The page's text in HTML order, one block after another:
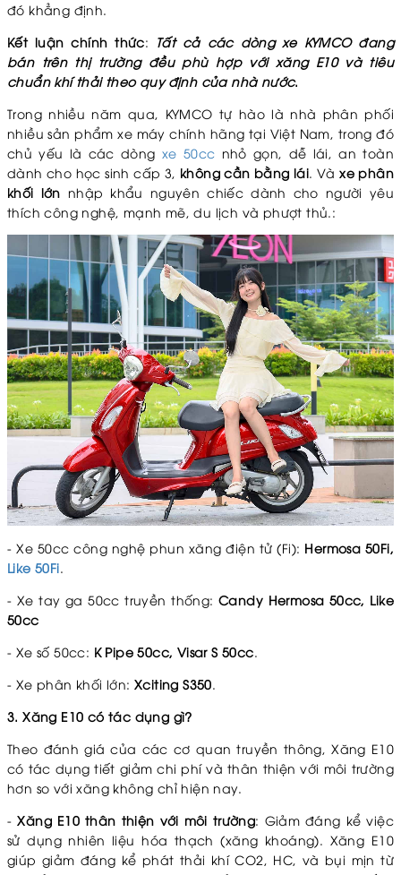
đó khẳng định.
Kết luận chính thức: Tất cả các dòng xe KYMCO đang
bán trên thị trường đều phù hợp với xăng E10 và tiêu
chuẩn khí thải theo quy định của nhà nước.
Trong nhiều năm qua, KYMCO tự hào là nhà phân phối
nhiều sản phẩm xe máy chính hãng tại Việt Nam, trong đó
chủ yếu là các dòng xe 50cc nhỏ gọn, dễ lái, an toàn
dành cho học sinh cấp 3, không cần bằng lái. Vàxe phân
khối lớn nhập khẩu nguyên chiếc dành cho người yêu
thích công nghệ, mạnh mẽ, du lịch và phượt thủ.:
- Xe 50cc công nghệ phun xăng điện tử (Fi): Hermosa 50Fi,
Like 50Fi
- Xe tay ga 50cc truyền thống:Candy Hermosa 50cc, Like
50cc
- Xe số 50cc: K Pipe 50cc, Visar S 50cc
- Xe phân khối lớn: Xciting S350
3. Xăng E10 có tác dụng gì?
Theo đánh giá của các cơ quan truyền thông, Xăng E10
có tác dụng tiết giảm chi phí và thân thiện với môi trường
hơn so với xăng không chỉ hiện nay.
-Xăng E10 thân thiện với môi trường: Giảm đáng kể việc
sử dụng nhiên liệu hóa thạch (xăng khoáng). Xăng E10
giúp giảm đáng kể phát thải khí CO2, HC, và bụi mịn từ